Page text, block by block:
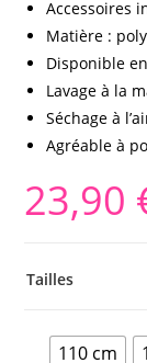
Accessoires
Matière :
Disponible
Lavage à la
Séchage à
Agréable à
23,90
Tailles
110 cm